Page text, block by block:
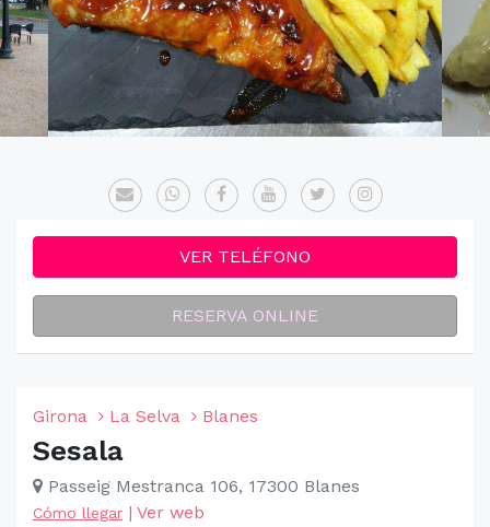
VER TELÉFONO
RESERVA ONLINE
Girona La Selva Blanes
Sesala
Passeig Mestranca 106, 17300 Blanes
Cómo llegar | Ver web